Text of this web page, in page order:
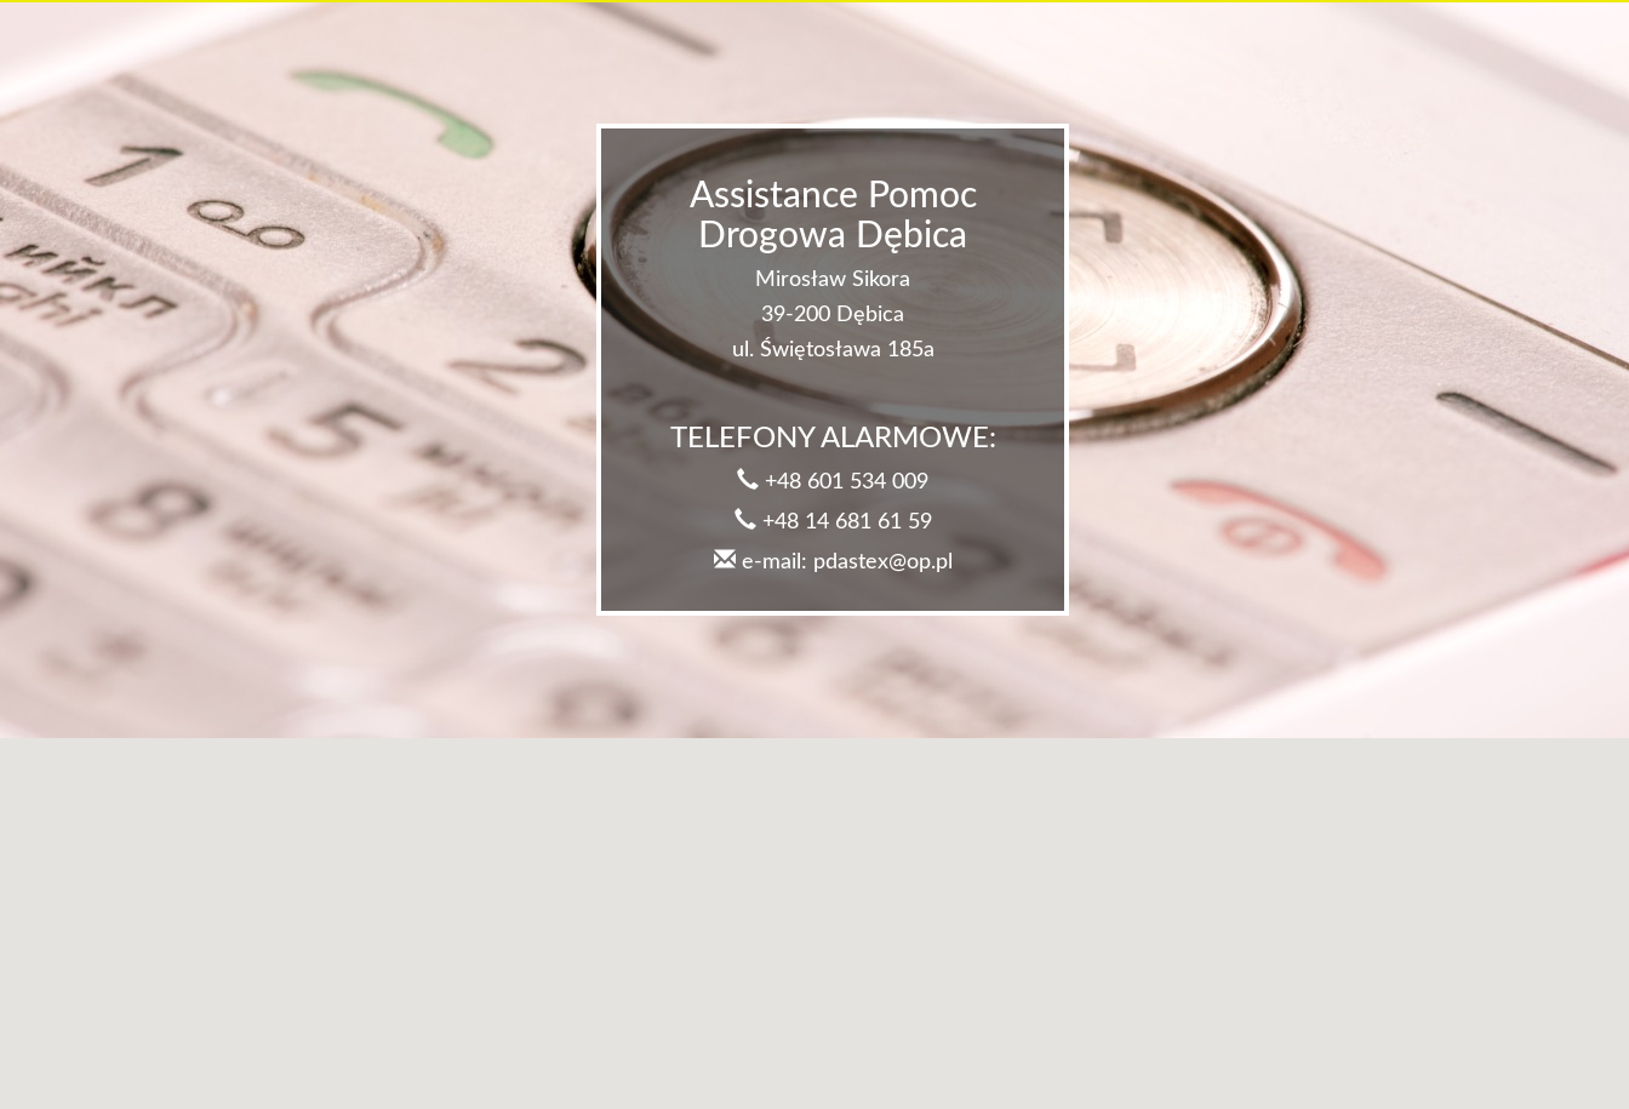
Assistance Pomoc
Drogowa Dębica
Mirosław Sikora
39-200 Dębica
ul. Świętosława 185a
TELEFONY ALARMOWE:
+48 601 534 009
+48 14 681 61 59
e-mail: pdastex@op.pl